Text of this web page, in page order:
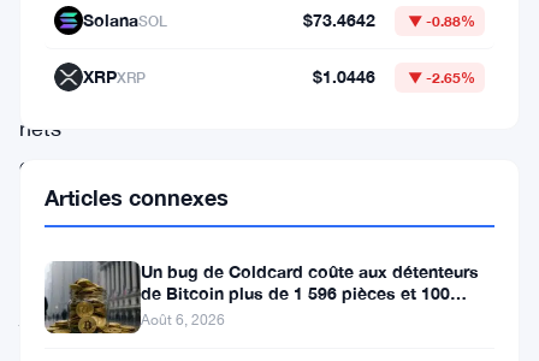
milliard
dollars
nets
en
l’espace
sept
jours,
SolanaSOL $73.4642 ▼ -0.88%
XRPXRP $1.0446 ▼ -2.65%
Articles connexes
Un bug de Coldcard coûte aux détenteurs
de Bitcoin plus de 1 596 pièces et 100
millions de dollars
Août 6, 2026